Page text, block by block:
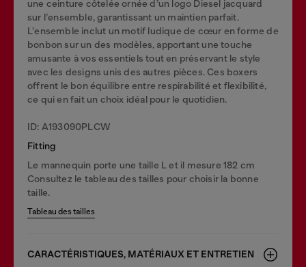
une ceinture côtelée ornée d’un logo Diesel jacquard
sur l’ensemble, garantissant un maintien parfait.
L’ensemble inclut un motif ludique de cœur en forme de
bonbon sur un des modèles, apportant une touche
amusante à vos essentiels tout en préservant le style
avec les designs unis des autres pièces. Ces boxers
offrent le bon équilibre entre respirabilité et flexibilité,
ce qui en fait un choix idéal pour le quotidien.
ID: A193090PLCW
Fitting
Le mannequin porte une taille L et il mesure 182 cm
Consultez le tableau des tailles pour choisir la bonne
taille.
Tableau des tailles
CARACTÉRISTIQUES, MATÉRIAUX ET ENTRETIEN